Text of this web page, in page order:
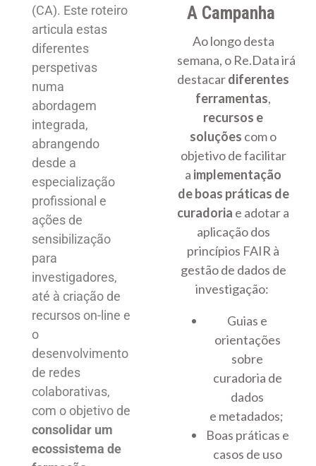
A Campanha
Ao longo desta
semana, o Re.Data irá
destacardiferentes
ferramentas,
recursos e
soluções com o
objetivo de facilitar
a implementação
de boas práticas de
curadoria e adotar a
aplicação dos
princípios FAIR à
gestão de dados de
investigação:
Guias e
orientações
sobre
curadoria de
dados
e metadados;
Boas práticas e
casos de uso
(CA). Este roteiro
articula estas
diferentes
perspetivas
numa
abordagem
integrada,
abrangendo
desde a
especialização
profissional e
ações de
sensibilização
para
investigadores,
até à criação de
recursos on-line e
o
desenvolvimento
de redes
colaborativas,
com o objetivo de
consolidar um
ecossistema de